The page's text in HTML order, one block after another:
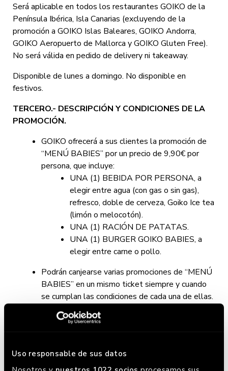
Uso responsable de sus datos
Será aplicable en todos los restaurantes GOIKO de la
Península Ibérica, Isla Canarias (excluyendo de la
promoción a GOIKO Islas Baleares, GOIKO Andorra,
GOIKO Aeropuerto de Mallorca y GOIKO Gluten Free).
No será válida en pedido de delivery ni takeaway.
Disponible de lunes a domingo. No disponible en
festivos.
TERCERO.- DESCRIPCIÓN Y CONDICIONES DE LA
PROMOCIÓN.
GOIKO ofrecerá a sus clientes la promoción de
“MENÚ BABIES” por un precio de 9,90€ por
persona, que incluye:
UNA (1) BEBIDA POR PERSONA, a
elegir entre agua (con gas o sin gas),
refresco, doble de cerveza, Goiko Ice tea
(limón o melocotón).
UNA (1) RACIÓN DE PATATAS.
UNA (1) BURGER GOIKO BABIES, a
elegir entre carne o pollo.
Podrán canjearse varias promociones de “MENÚ
BABIES” en un mismo ticket siempre y cuando
se cumplan las condiciones de cada una de ellas.
En el supuesto de que el cliente desee agregar
cualquier extra a la hamburguesa o producto
métodos de pago disponibles en los